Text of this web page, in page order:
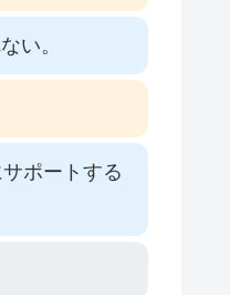
い。
ポートする